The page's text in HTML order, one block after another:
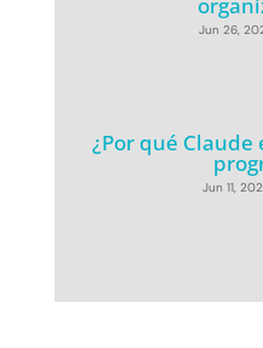
Jun 26,
¿Por qué
Jun 11,